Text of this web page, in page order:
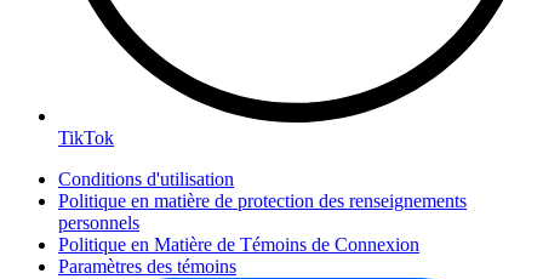
TikTok
Conditions d'utilisation
Politique en matière de protection des renseignements
personnels
Politique en Matière de Témoins de Connexion
Paramètres des témoins